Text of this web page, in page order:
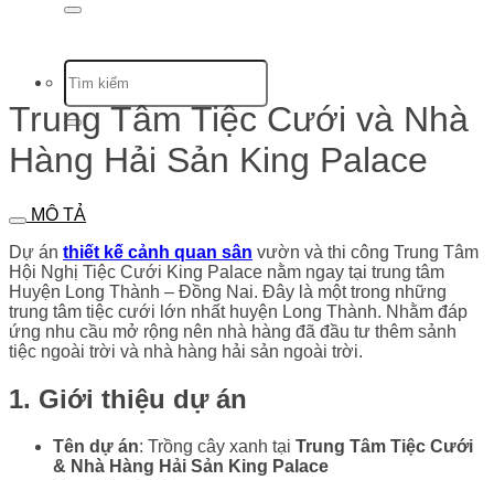
Trung Tâm Tiệc Cưới và Nhà
Hàng Hải Sản King Palace
MÔ TẢ
Dự án thiết kế cảnh quan sân vườn và thi công Trung Tâm
Hội Nghị Tiệc Cưới King Palace nằm ngay tại trung tâm
Huyện Long Thành – Đồng Nai. Đây là một trong những
trung tâm tiệc cưới lớn nhất huyện Long Thành. Nhằm đáp
ứng nhu cầu mở rộng nên nhà hàng đã đầu tư thêm sảnh
tiệc ngoài trời và nhà hàng hải sản ngoài trời.
1. Giới thiệu dự án
Tên dự án: Trồng cây xanh tại Trung Tâm Tiệc Cưới
& Nhà Hàng Hải Sản King Palace